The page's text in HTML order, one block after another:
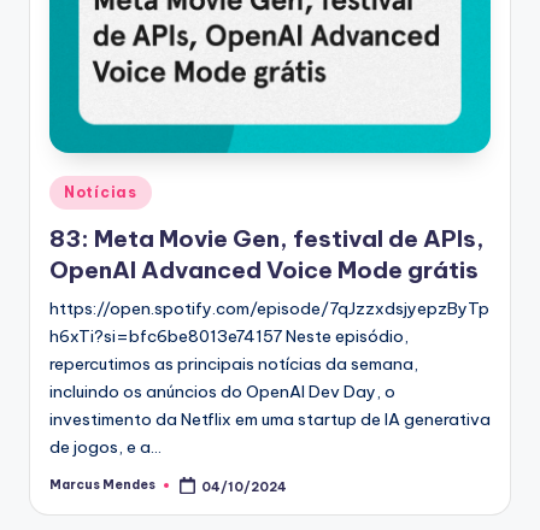
Posted
in
Notícias
83: Meta Movie Gen, festival de APIs,
OpenAI Advanced Voice Mode grátis
https://open.spotify.com/episode/7qJzzxdsjyepzByTp
h6xTi?si=bfc6be8013e74157 Neste episódio,
repercutimos as principais notícias da semana,
incluindo os anúncios do OpenAI Dev Day, o
investimento da Netflix em uma startup de IA generativa
de jogos, e a…
Posted
Marcus Mendes 04/10/2024